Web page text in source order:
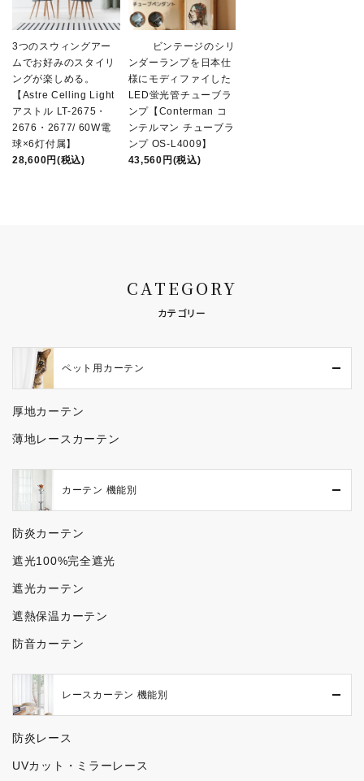
3つのスウィングアー
ムでお好みのスタイリ
ングが楽しめる。
【Astre Celling Light
アストル LT-2675・
2676・2677/ 60W電
球×6灯付属】
28,600円(税込)
ビンテージのシリ
ンダーランプを日本仕
様にモディファイした
LED蛍光管チューブラ
ンプ【Conterman コ
ンテルマン チューブラ
ンプ OS-L4009】
43,560円(税込)
CATEGORY
カテゴリー
ペット用カーテン
厚地カーテン
薄地レースカーテン
カーテン 機能別
防炎カーテン
遮光100%完全遮光
遮光カーテン
遮熱保温カーテン
防音カーテン
レースカーテン 機能別
防炎レース
UVカット・ミラーレース